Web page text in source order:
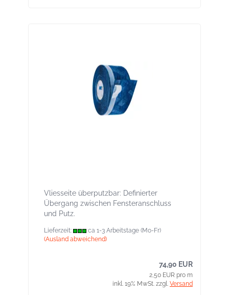
Vliesseite überputzbar: Definierter
Übergang zwischen Fensteranschluss
und Putz.
Lieferzeit:
ca 1-3 Arbeitstage (Mo-Fr)
(Ausland abweichend)
74,90 EUR
2,50 EUR pro m
inkl. 19% MwSt. zzgl. Versand